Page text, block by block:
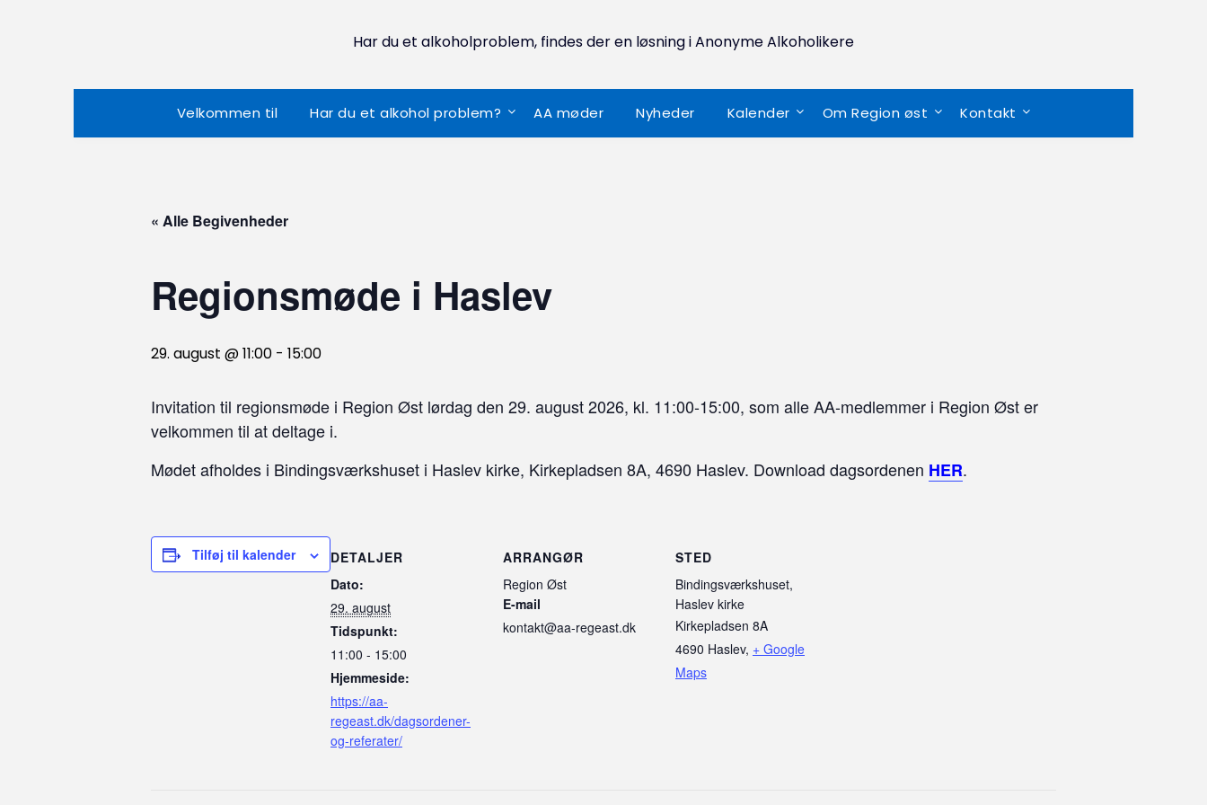
Har du et alkoholproblem, findes der en løsning i Anonyme Alkoholikere
Velkommen til Har du et alkohol problem? AA møder Nyheder Kalender Om Region øst Kontakt
« Alle Begivenheder
Regionsmøde i Haslev
29. august @ 11:00 - 15:00
Invitation til regionsmøde i Region Øst lørdag den 29. august 2026, kl. 11:00-15:00, som alle AA-medlemmer i Region Øst er
velkommen til at deltage i.
Mødet afholdes i Bindingsværkshuset i Haslev kirke, Kirkepladsen 8A, 4690 Haslev. Download dagsordenen HER.
Tilføj til kalender
DETALJER
Dato:
29. august
Tidspunkt:
11:00 - 15:00
Hjemmeside:
https://aa-
regeast.dk/dagsordener-
og-referater/
ARRANGØR
Region Øst
E-mail
kontakt@aa-regeast.dk
STED
Bindingsværkshuset,
Haslev kirke
Kirkepladsen 8A
4690 Haslev, + Google
Maps